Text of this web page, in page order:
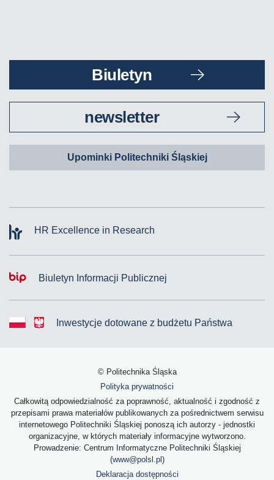
Biuletyn
newsletter
Upominki Politechniki Śląskiej
HR Excellence in Research
Biuletyn Informacji Publicznej
Inwestycje dotowane z budżetu Państwa
© Politechnika Śląska
Polityka prywatności
Całkowitą odpowiedzialność za poprawność, aktualność i zgodność z
przepisami prawa materiałów publikowanych za pośrednictwem serwisu
internetowego Politechniki Śląskiej ponoszą ich autorzy - jednostki
organizacyjne, w których materiały informacyjne wytworzono.
Prowadzenie: Centrum Informatyczne Politechniki Śląskiej
(www@polsl.pl )
Deklaracja dostępności